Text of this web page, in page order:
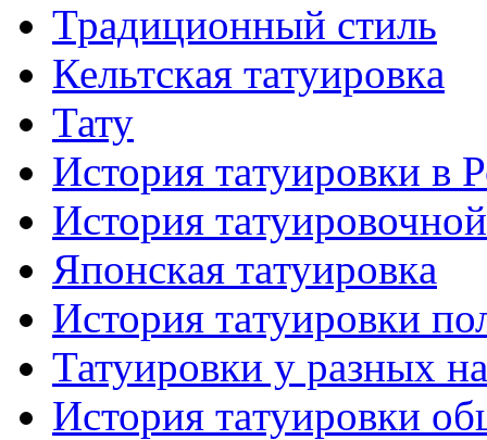
Традиционный стиль
Кельтскaя тaтуировкa
Тату
История тaтуировки в
История
Японскaя тaтуировкa
История тaтуировки
Татуировки у разных
История тaтуировки